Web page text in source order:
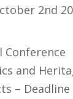
2nd
and
– Deadline